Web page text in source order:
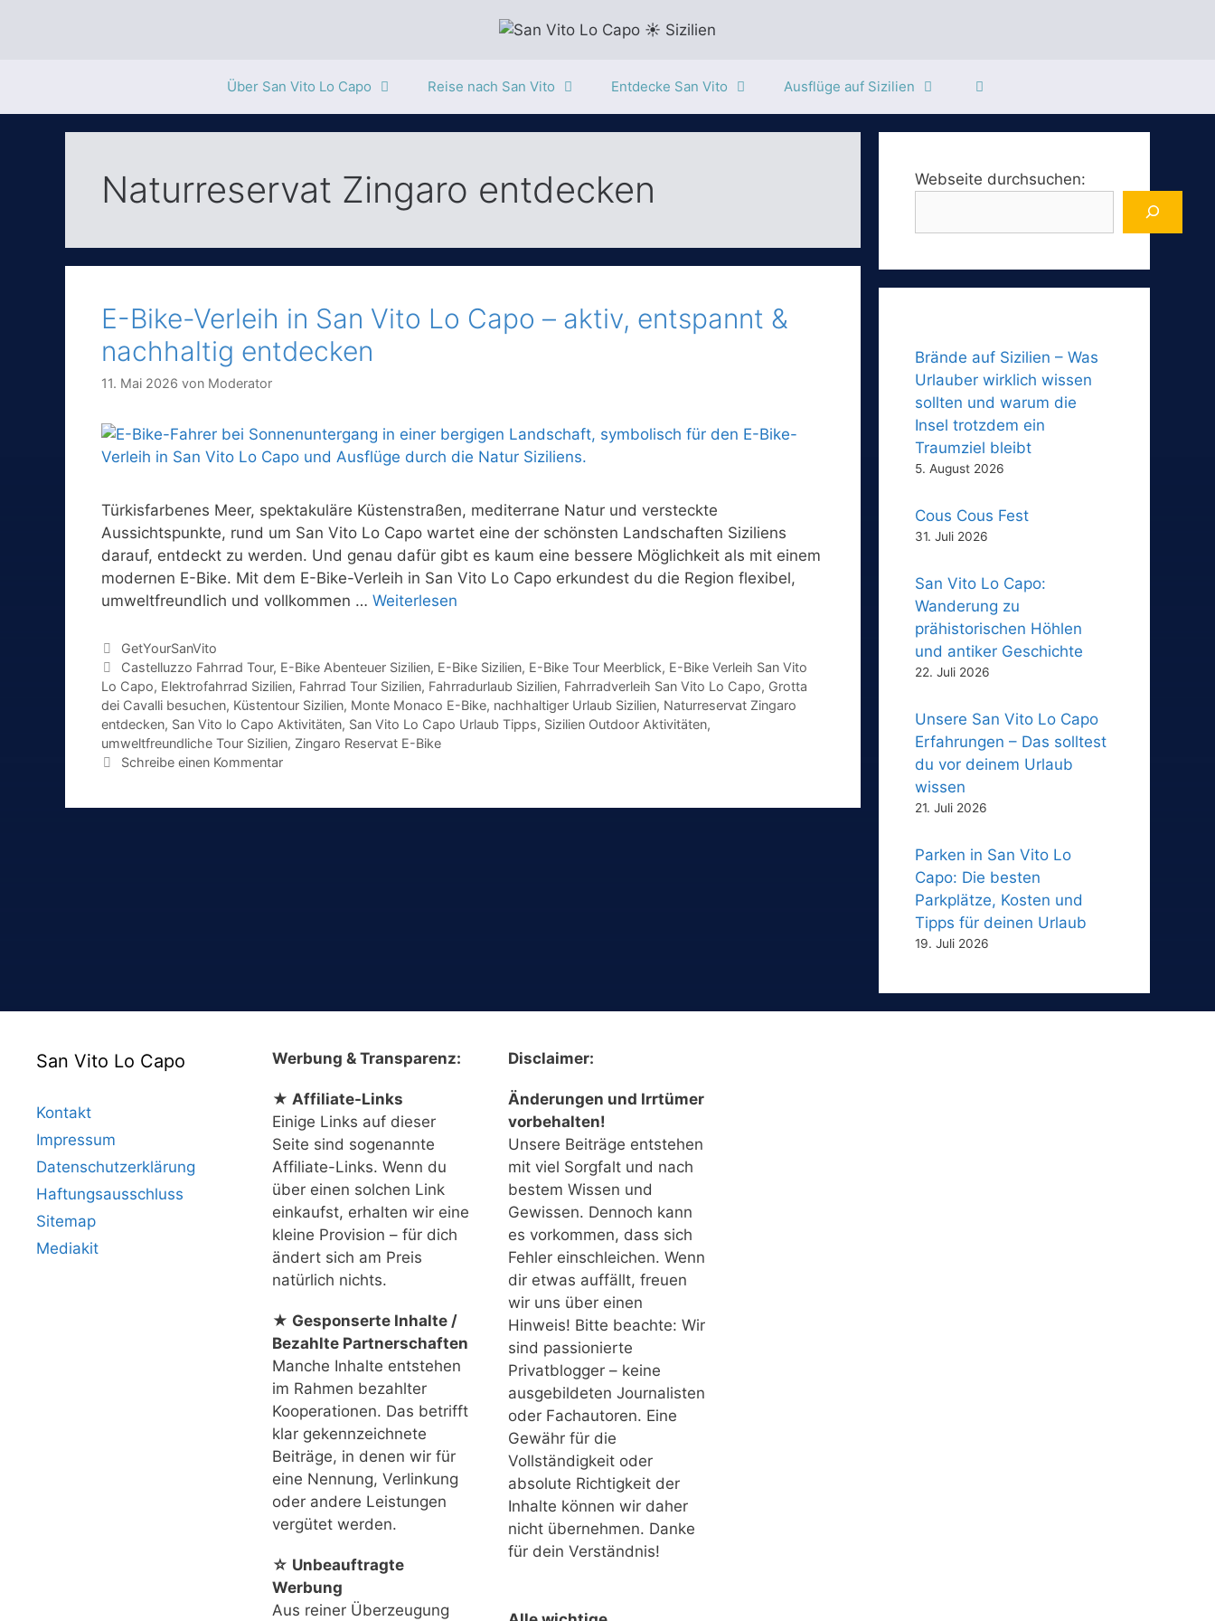
Über San Vito Lo Capo Reise nach San Vito Entdecke San Vito Ausflüge auf Sizilien
Naturreservat Zingaro entdecken
E-Bike-Verleih in San Vito Lo Capo – aktiv, entspannt &
nachhaltig entdecken
11. Mai 2026 von Moderator
Türkisfarbenes Meer, spektakuläre Küstenstraßen, mediterrane Natur und versteckte
Aussichtspunkte, rund um San Vito Lo Capo wartet eine der schönsten Landschaften Siziliens
darauf, entdeckt zu werden. Und genau dafür gibt es kaum eine bessere Möglichkeit als mit einem
modernen E-Bike. Mit dem E-Bike-Verleih in San Vito Lo Capo erkundest du die Region flexibel,
umweltfreundlich und vollkommen … Weiterlesen
Kategorien
GetYourSanVito
Schlagwörter
Castelluzzo Fahrrad Tour, E-Bike Abenteuer Sizilien, E-Bike Sizilien, E-Bike Tour Meerblick, E-Bike Verleih San Vito
Lo Capo, Elektrofahrrad Sizilien, Fahrrad Tour Sizilien, Fahrradurlaub Sizilien, Fahrradverleih San Vito Lo Capo, Grotta
dei Cavalli besuchen, Küstentour Sizilien, Monte Monaco E-Bike, nachhaltiger Urlaub Sizilien, Naturreservat Zingaro
entdecken, San Vito lo Capo Aktivitäten, San Vito Lo Capo Urlaub Tipps, Sizilien Outdoor Aktivitäten,
umweltfreundliche Tour Sizilien, Zingaro Reservat E-Bike
Schreibe einen Kommentar
Webseite durchsuchen:
Brände auf Sizilien – Was
Urlauber wirklich wissen
sollten und warum die
Insel trotzdem ein
Traumziel bleibt
5. August 2026
Cous Cous Fest
31. Juli 2026
San Vito Lo Capo:
Wanderung zu
prähistorischen Höhlen
und antiker Geschichte
22. Juli 2026
Unsere San Vito Lo Capo
Erfahrungen – Das solltest
du vor deinem Urlaub
wissen
21. Juli 2026
Parken in San Vito Lo
Capo: Die besten
Parkplätze, Kosten und
Tipps für deinen Urlaub
19. Juli 2026
San Vito Lo Capo
Kontakt
Impressum
Datenschutzerklärung
Haftungsausschluss
Sitemap
Mediakit
Werbung & Transparenz:
★ Affiliate-Links
Einige Links auf dieser
Seite sind sogenannte
Affiliate-Links. Wenn du
über einen solchen Link
einkaufst, erhalten wir eine
kleine Provision – für dich
ändert sich am Preis
natürlich nichts.
★ Gesponserte Inhalte /
Bezahlte Partnerschaften
Manche Inhalte entstehen
im Rahmen bezahlter
Kooperationen. Das betrifft
klar gekennzeichnete
Beiträge, in denen wir für
eine Nennung, Verlinkung
oder andere Leistungen
vergütet werden.
☆ Unbeauftragte
Werbung
Aus reiner Überzeugung
Disclaimer:
Änderungen und Irrtümer
vorbehalten!
Unsere Beiträge entstehen
mit viel Sorgfalt und nach
bestem Wissen und
Gewissen. Dennoch kann
es vorkommen, dass sich
Fehler einschleichen. Wenn
dir etwas auffällt, freuen
wir uns über einen
Hinweis! Bitte beachte: Wir
sind passionierte
Privatblogger – keine
ausgebildeten Journalisten
oder Fachautoren. Eine
Gewähr für die
Vollständigkeit oder
absolute Richtigkeit der
Inhalte können wir daher
nicht übernehmen. Danke
für dein Verständnis!